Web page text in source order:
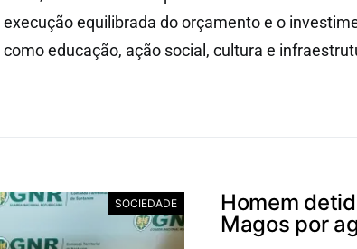
execução equilibrada do orçamento e o
como educação, ação social, cultura e
SOCIEDADE
Homem
Magos por